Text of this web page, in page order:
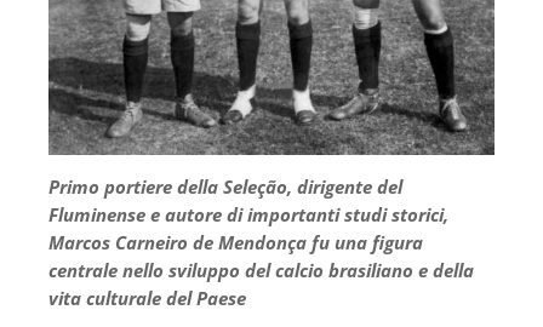
Primo portiere della Seleção, dirigente del
Fluminense e autore di importanti studi storici,
Marcos Carneiro de Mendonça fu una figura
centrale nello sviluppo del calcio brasiliano e della
vita culturale del Paese